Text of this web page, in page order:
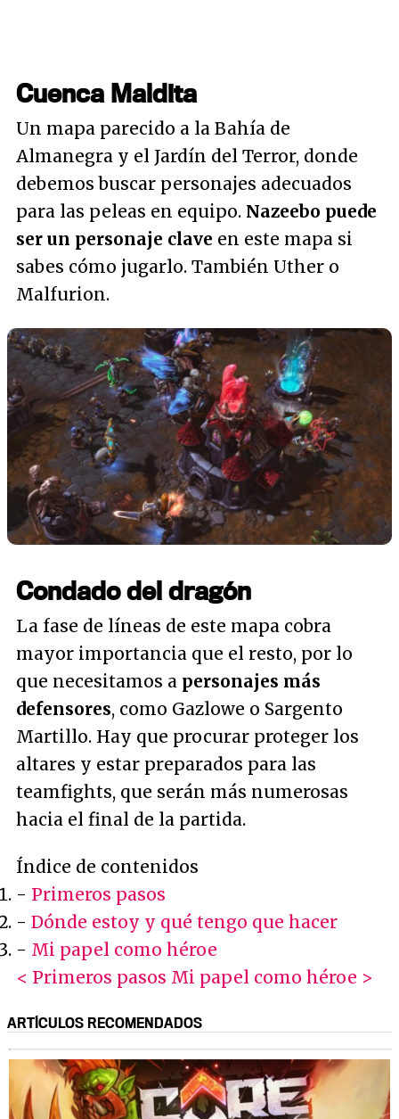
Cuenca Maldita
Un mapa parecido a la Bahía de
Almanegra y el Jardín del Terror, donde
debemos buscar personajes adecuados
para las peleas en equipo. Nazeebo puede
ser un personaje clave en este mapa si
sabes cómo jugarlo. También Uther o
Malfurion.
Condado del dragón
La fase de líneas de este mapa cobra
mayor importancia que el resto, por lo
que necesitamos a personajes más
defensores, como Gazlowe o Sargento
Martillo. Hay que procurar proteger los
altares y estar preparados para las
teamfights, que serán más numerosas
hacia el final de la partida.
Índice de contenidos
- Primeros pasos
- Dónde estoy y qué tengo que hacer
- Mi papel como héroe
< Primeros pasos Mi papel como héroe >
ARTÍCULOS RECOMENDADOS